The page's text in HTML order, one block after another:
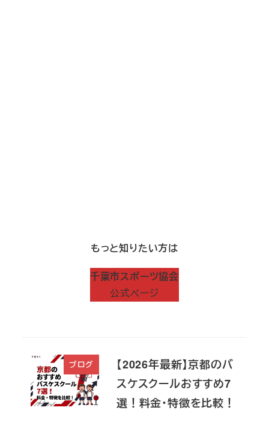
もっと知りたい方は
千葉市スポーツ協会
公式ページ
ブログ
【2026年最新】京都のバ
スケスクールおすすめ7
選！料金・特徴を比較！